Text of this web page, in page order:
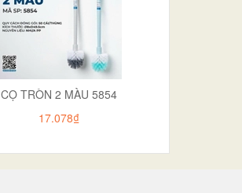
CỌ TRÒN 2 MÀU 5854
17.078₫